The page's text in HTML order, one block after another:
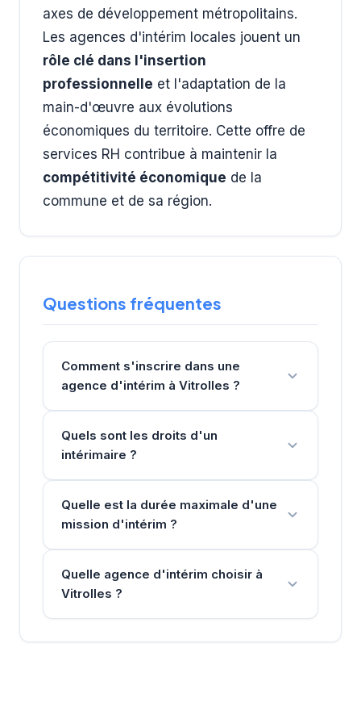
axes de développement métropolitains.
Les agences d'intérim locales jouent un
rôle clé dans l'insertion
professionnelle et l'adaptation de la
main-d'œuvre aux évolutions
économiques du territoire. Cette offre de
services RH contribue à maintenir la
compétitivité économique de la
commune et de sa région.
Questions fréquentes
Comment s'inscrire dans une
agence d'intérim à Vitrolles ?
Quels sont les droits d'un
intérimaire ?
Quelle est la durée maximale d'une
mission d'intérim ?
Quelle agence d'intérim choisir à
Vitrolles ?